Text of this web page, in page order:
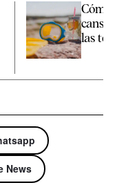
Cómo
las
News